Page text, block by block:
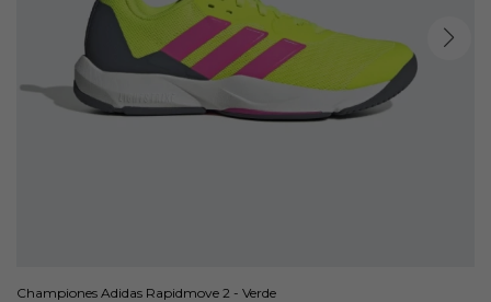
Championes Adidas Rapidmove 2 - Verde